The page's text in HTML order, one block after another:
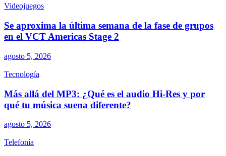
Videojuegos
Se aproxima la última semana de la fase de grupos
en el VCT Americas Stage 2
agosto 5, 2026
Tecnología
Más allá del MP3: ¿Qué es el audio Hi-Res y por
qué tu música suena diferente?
agosto 5, 2026
Telefonía